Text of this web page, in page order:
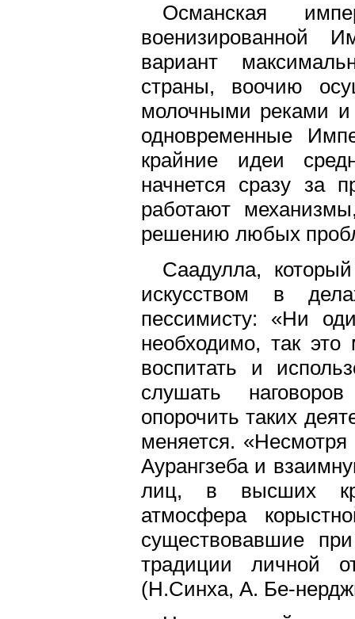
Османская
военизированной
вариант
страны, воочию
молочными реками и
одновременные
крайние идеи
начнется сразу за
работают
решению любых
Саадулла,
искусством в
пессимисту: «Ни
необходимо, так
воспитать и
слушать
опорочить таких
меняется.
Аурангзеба и
лиц, в высших
атмосфера
существовавшие
традиции личной
(Н.Синха, А. Бе-